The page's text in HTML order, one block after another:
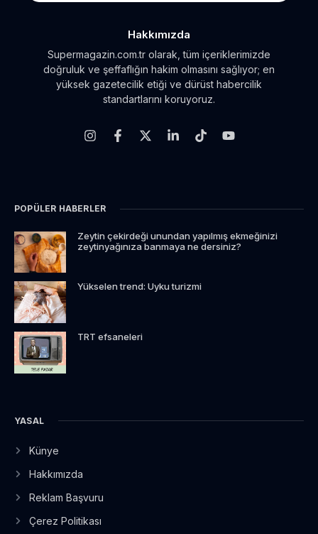
Hakkımızda
Supermagazin.com.tr olarak, tüm içeriklerimizde
doğruluk ve şeffaflığın hakim olmasını sağlıyor; en
yüksek gazetecilik etiği ve dürüst habercilik
standartlarını koruyoruz.
POPÜLER HABERLER
Zeytin çekirdeği unundan yapılmış ekmeğinizi
zeytinyağınıza banmaya ne dersiniz?
Yükselen trend: Uyku turizmi
TRT efsaneleri
YASAL
Künye
Hakkımızda
Reklam Başvuru
Çerez Politikası